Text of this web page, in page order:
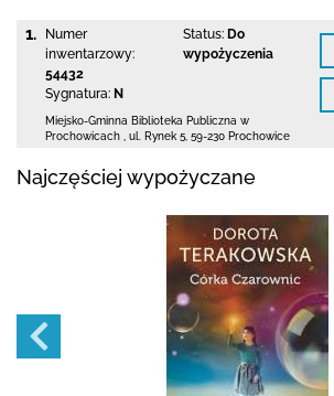
1.
Numer
inwentarzowy:
54432
Sygnatura: N
Status: Do
wypożyczenia
Miejsko-Gminna Biblioteka Publiczna w
Prochowicach
ul. Rynek 5 59-230 Prochowice
Najczęściej wypożyczane